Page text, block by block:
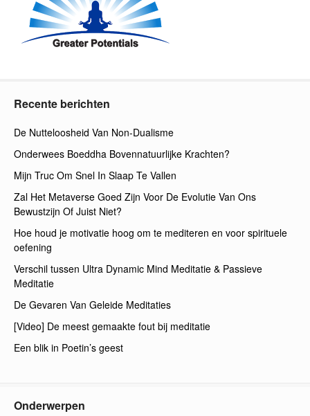
Recente berichten
De Nutteloosheid Van Non-Dualisme
Onderwees Boeddha Bovennatuurlijke Krachten?
Mijn Truc Om Snel In Slaap Te Vallen
Zal Het Metaverse Goed Zijn Voor De Evolutie Van Ons
Bewustzijn Of Juist Niet?
Hoe houd je motivatie hoog om te mediteren en voor spirituele
oefening
Verschil tussen Ultra Dynamic Mind Meditatie & Passieve
Meditatie
De Gevaren Van Geleide Meditaties
[Video] De meest gemaakte fout bij meditatie
Een blik in Poetin’s geest
Onderwerpen